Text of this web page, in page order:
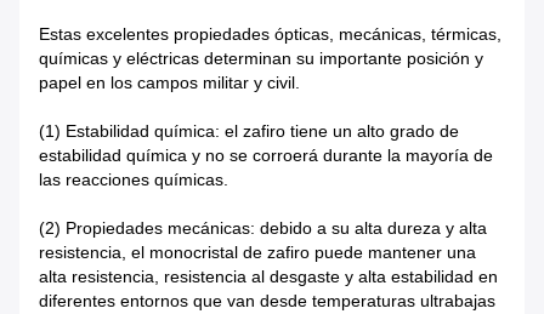
Estas excelentes propiedades ópticas, mecánicas, térmicas,
químicas y eléctricas determinan su importante posición y
papel en los campos militar y civil.
(1) Estabilidad química: el zafiro tiene un alto grado de
estabilidad química y no se corroerá durante la mayoría de
las reacciones químicas.
(2) Propiedades mecánicas: debido a su alta dureza y alta
resistencia, el monocristal de zafiro puede mantener una
alta resistencia, resistencia al desgaste y alta estabilidad en
diferentes entornos que van desde temperaturas ultrabajas